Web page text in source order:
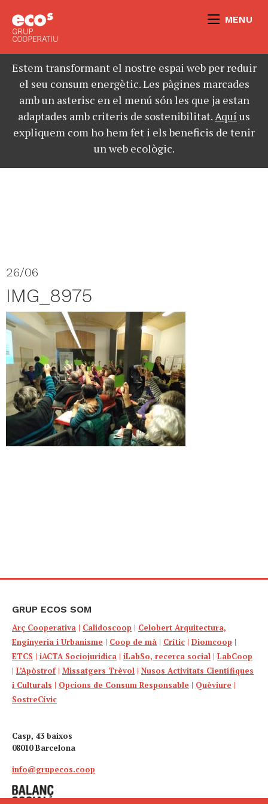
MENU
Estem transformant el nostre espai web per reduir
el seu consum energètic. Les pàgines marcades
amb un asterisc en el menú són les que ja estan
adaptades amb criteris de sostenibilitat.Aquíus
expliquem com ho hem fet i els beneficis de tenir
un web ecològic.
26/06
IMG_8975
GRUP ECOS SOM
Arç Cooperativa | Calidoscoop | Celobert Arquitectura,
Enginyeria i Urbanisme | Coop de mà | Crític | Diomcoop |
ETCS | iACTA Sociojuridica | iLabSo, recerca social | LabCoop
| L’Apòstrof| Missatgers Trèvol | Nusos Activitats Científiques
i Culturals | Opcions de Consum Responsable | Quèviure |
SostreCívic
Casp, 43 baixos
08010 Barcelona
info@grupecos.coop